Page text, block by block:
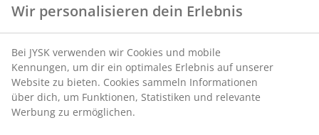
Wir personalisieren dein Erlebnis
Bei JYSK verwenden wir Cookies und mobile
Kennungen, um dir ein optimales Erlebnis auf unserer
Website zu bieten. Cookies sammeln Informationen
über dich, um Funktionen, Statistiken und relevante
Werbung zu ermöglichen.